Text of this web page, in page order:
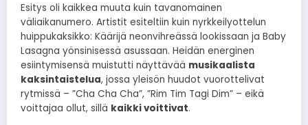
Esitys oli kaikkea muuta kuin tavanomainen
väliaikanumero. Artistit esiteltiin kuin nyrkkeilyottelun
huippukaksikko: Käärijä neonvihreässä lookissaan ja Baby
Lasagna yönsinisessä asussaan. Heidän energinen
esiintymisensä muistutti näyttävää musikaalista
kaksintaistelua, jossa yleisön huudot vuorottelivat
rytmissä – ”Cha Cha Cha”, ”Rim Tim Tagi Dim” – eikä
voittajaa ollut, sillä kaikki voittivat.